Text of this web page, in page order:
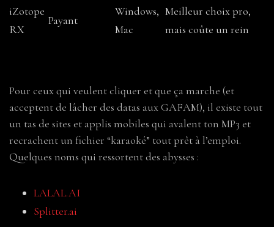
iZotope
RX
Payant
Windows,
Mac
Meilleur choix pro,
mais coûte un rein
Pour ceux qui veulent cliquer et que ça marche (et
acceptent de lâcher des datas aux GAFAM), il existe tout
un tas de sites et applis mobiles qui avalent ton MP3 et
recrachent un fichier “karaoké” tout prêt à l’emploi.
Quelques noms qui ressortent des abysses :
LALAL.AI
Splitter.ai